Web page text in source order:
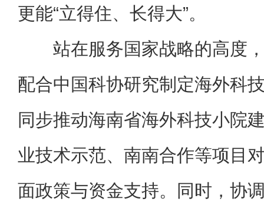
更能“立得住、长得大”。
站在服务国家战略的高度
配合中国科协研究制定海外科
同步推动海南省海外科技小院
业技术示范、南南合作等项目
面政策与资金支持。同时，协